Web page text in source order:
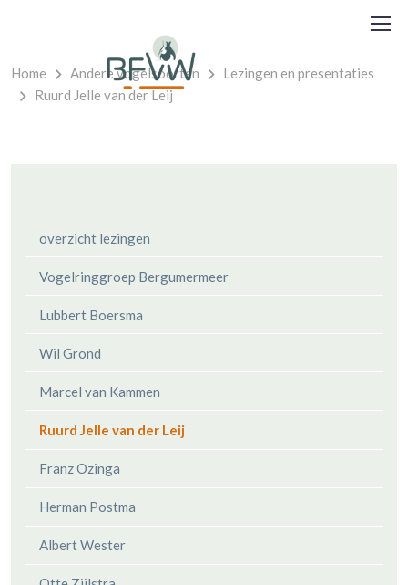
Home Andere vogelsoorten
Lezingen en presentaties
Ruurd Jelle van der Leij
overzicht lezingen
Vogelringgroep Bergumermeer
Lubbert Boersma
Wil Grond
Marcel van Kammen
Ruurd Jelle van der Leij
Franz Ozinga
Herman Postma
Albert Wester